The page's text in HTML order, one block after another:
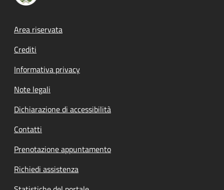
Footer menu
Area riservata
Crediti
Informativa privacy
Note legali
Dichiarazione di accessibilità
Contatti
Prenotazione appuntamento
Richiedi assistenza